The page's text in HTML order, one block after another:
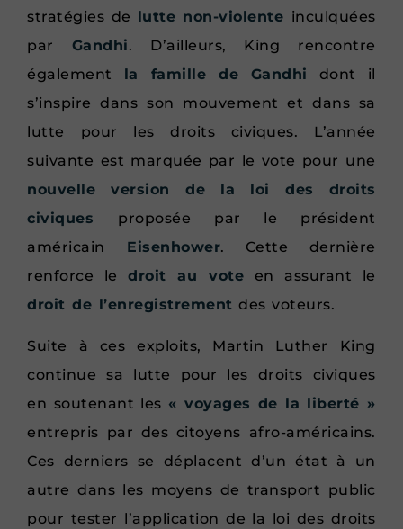
stratégies de lutte non-violente inculquées
par Gandhi. D’ailleurs, King rencontre
également la famille de Gandhi dont il
s’inspire dans son mouvement et dans sa
lutte pour les droits civiques. L’année
suivante est marquée par le vote pour une
nouvelle version de la loi des droits
civiques proposée par le président
américain Eisenhower. Cette dernière
renforce ledroit au vote en assurant le
droit de l’enregistrement des voteurs.
Suite à ces exploits, Martin Luther King
continue sa lutte pour les droits civiques
en soutenant les « voyages de la liberté »
entrepris par des citoyens afro-américains.
Ces derniers se déplacent d’un état à un
autre dans les moyens de transport public
pour tester l’application de la loi des droits